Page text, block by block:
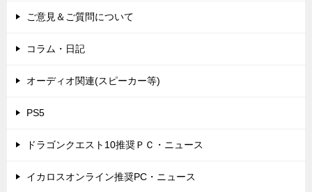
ご意見＆ご質問について
コラム・日記
オーディオ関連(スピーカー等)
PS5
ドラゴンクエスト10推奨ＰＣ・ニュース
イカロスオンライン推奨PC・ニュース